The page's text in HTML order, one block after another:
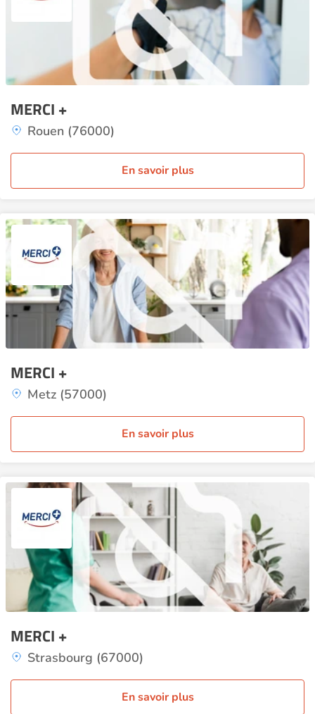
MERCI +
Rouen (76000)
En savoir plus
MERCI +
Metz (57000)
En savoir plus
MERCI +
Strasbourg (67000)
En savoir plus